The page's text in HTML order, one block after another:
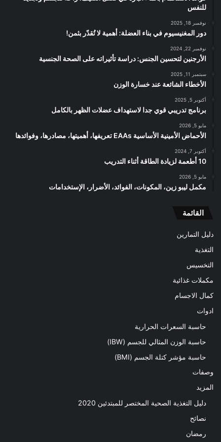
للنفس
نوفمبر 18, 2025
دور المغنيسيوم في بناء العضلة: أهمية لا تُقدّر بثمن!
نوفمبر 22, 2024
الأرجنين لتحسين الجنس: دراسة تأثيراته على الصحة الجنسية
سبتمبر 11, 2025
الأخطاء الشائعة عند خسارة الوزن
أكتوبر 5, 2025
برنامج تدريبي قوي جدا لاستهداف عضلات الظهر بالكامل
مايو 5, 2026
الأحماض الأمينية الأساسية EAAs تعريفها، أهميتها، مصادرها، وفوائدها
أكتوبر 7, 2024
10 أطعمة لزيادة الطاقة أثناء التدريب
مايو 5, 2026
مكمل ليبو زين، المكونات، الفوائد، الأضرار، الإستخدامات
القائمة
دليل التمارين
التغذية
التخسيس
مكملات غذائية
كمال الاجسام
ادوات
حاسبة السعرات الحرارية
حاسبة الوزن المثالي للجسم (IBW)
حاسبة مؤشر كتلة الجسم (BMI)
وصفات
المزيد
دليل التغذية الصحية المختصر للمبتدئين 2020​
نصائح
رمضان